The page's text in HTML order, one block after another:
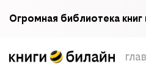
Огромная библиотека